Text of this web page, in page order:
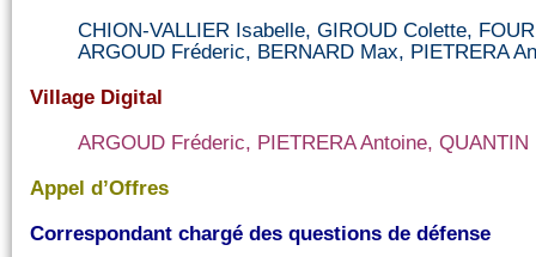
CHION-VALLIER Isabelle, GIROUD Colette,
ARGOUD Fréderic, BERNARD Max, PIETRERA
Village Digital
ARGOUD Fréderic, PIETRERA Antoine, QUANTIN
Appel d’Offres
Correspondant chargé des questions de défense